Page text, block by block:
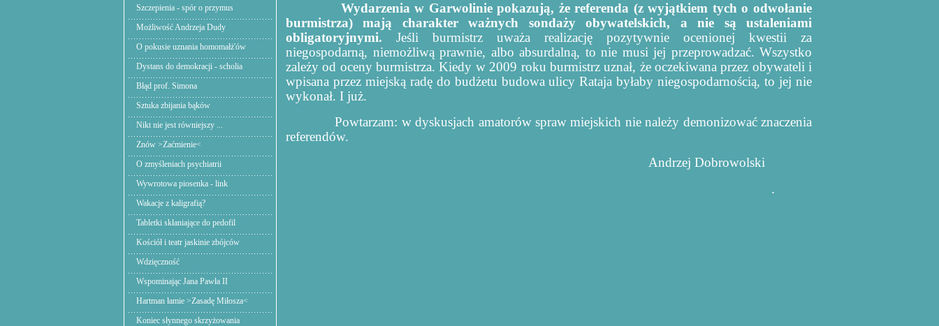
Szczepienia - spór o przymus
Możliwość Andrzeja Dudy
O pokusie uznania homomałż'ów
Dystans do demokracji - scholia
Błąd prof. Simona
Sztuka zbijania bąków
Nikt nie jest równiejszy ...
Znów >Zaćmienie<
O zmyśleniach psychiatrii
Wywrotowa piosenka - link
Wakacje z kaligrafią?
Tabletki skłaniające do pedofil
Kościół i teatr jaskinie zbójców
Wdzięczność
Wspominając Jana Pawła II
Hartman łamie >Zasadę Miłosza<
Koniec słynnego skrzyżowania
Wydarzenia w Garwolinie pokazują, że referenda (z wyjątkiem tych o odwołanie
burmistrza) mają charakter ważnych sondaży obywatelskich, a nie są ustaleniami
obligatoryjnymi. Jeśli burmistrz uważa realizację pozytywnie ocenionej kwestii za
niegospodarną, niemożliwą prawnie, albo absurdalną, to nie musi jej przeprowadzać. Wszystko
zależy od oceny burmistrza. Kiedy w 2009 roku burmistrz uznał, że oczekiwana przez obywateli i
wpisana przez miejską radę do budżetu budowa ulicy Rataja byłaby niegospodarnością, to jej nie
wykonał. I już.
Powtarzam: w dyskusjach amatorów spraw miejskich nie należy demonizować znaczenia
referendów.
Andrzej Dobrowolski
.